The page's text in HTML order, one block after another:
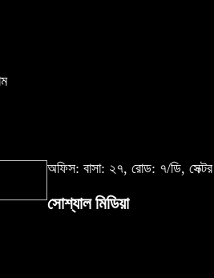
অফিস: বাসা: ২৭, রোড: ৭/ডি,
সোশ্যাল মিডিয়া